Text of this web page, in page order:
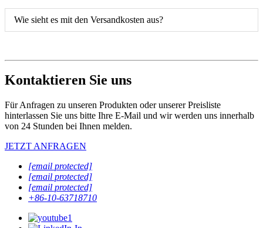
Wie sieht es mit den Versandkosten aus?
Kontaktieren Sie uns
Für Anfragen zu unseren Produkten oder unserer Preisliste
hinterlassen Sie uns bitte Ihre E-Mail und wir werden uns innerhalb
von 24 Stunden bei Ihnen melden.
JETZT ANFRAGEN
[email protected]
[email protected]
[email protected]
+86-10-63718710